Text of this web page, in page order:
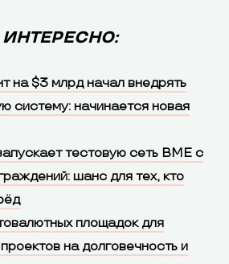
на $3 млрд начал внедрять
систему: начинается новая
тестовую сеть BME с
шанс для тех, кто
площадок для
на долговечность и